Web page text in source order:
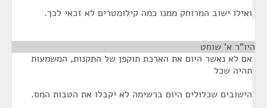
ואילו ישוב המרוחק ממנו כמה קילומטרים לא זכאי לכך.
היו"ר א' שוחט
אם לא נאשר היום את הארכת תוקפן של התקנות, המשמעות
תהיה שכל
הישובים שכלולים היום ברשימה לא יקבלו את הטבות המס.